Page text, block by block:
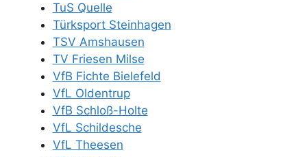
TuS Quelle
Türksport Steinhagen
TSV Amshausen
TV Friesen Milse
VfB Fichte Bielefeld
VfL Oldentrup
VfB Schloß-Holte
VfL Schildesche
VfL Theesen